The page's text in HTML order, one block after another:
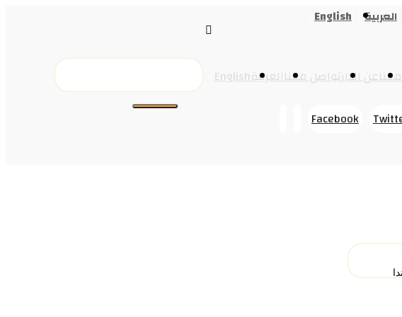
العربية English
عن الدارتواصل معناالعربيةEnglish
Facebook